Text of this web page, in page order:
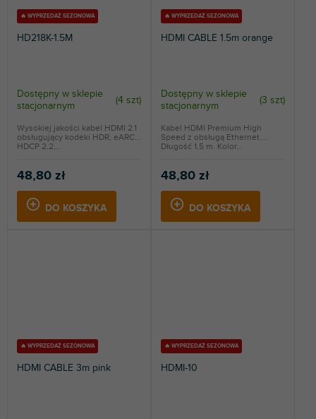
🔥 WYPRZEDAŻ SEZONOWA
HD218K-1.5M
Dostępny w sklepie
stacjonarnym
(4 szt)
48,80 zł
DO KOSZYKA
Wysokiej jakości kabel HDMI 2.1
obsługujący kodeki HDR, eARC i
HDCP 2.2,...
🔥 WYPRZEDAŻ SEZONOWA
HDMI CABLE 1.5m orange
Dostępny w sklepie
stacjonarnym
(3 szt)
48,80 zł
DO KOSZYKA
Kabel HDMI Premium High
Speed z obsługą Ethernet.
Długość 1,5 m. Kolor...
🔥 WYPRZEDAŻ SEZONOWA
HDMI CABLE 3m pink
🔥 WYPRZEDAŻ SEZONOWA
HDMI-10